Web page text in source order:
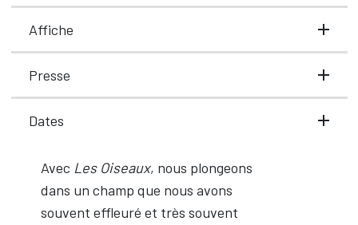
Affiche
Presse
Dates
Avec Les Oiseaux, nous plongeons
dans un champ que nous avons
souvent effleuré et très souvent